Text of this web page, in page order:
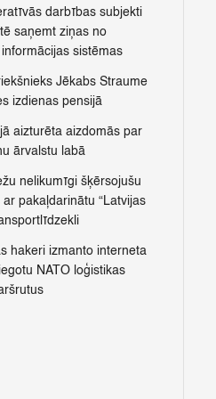
darbības subjekti
saņemt ziņas no
sistēmas
Jēkabs Straume
izdienas pensijā
aizturēta aizdomās par
ārvalstu labā
nelikumīgi šķērsojušu
pakaļdarinātu “Latvijas
hakeri izmanto interneta
NATO loģistikas